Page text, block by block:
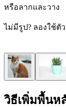
หรือลากและวาง
ไม่มีรูป? ลองใช้ตั
วิธีเพิ่มพื้นห